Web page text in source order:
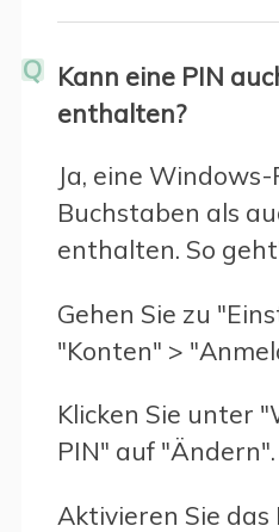
Q Kann eine PIN
enthalten?
Ja, eine
Buchstaben als
enthalten. So
Gehen Sie zu
"Konten" >
Klicken Sie unter
PIN" auf "Ändern".
Aktivieren Sie